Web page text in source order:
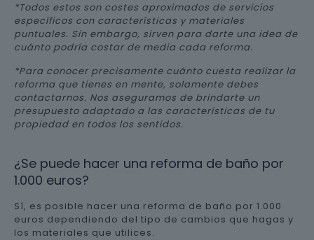
*Todos estos son costes aproximados de servicios
específicos con características y materiales
puntuales. Sin embargo, sirven para darte una idea de
cuánto podría costar de media cada reforma.
*Para conocer precisamente cuánto cuesta realizar la
reforma que tienes en mente, solamente debes
contactarnos. Nos aseguramos de brindarte un
presupuesto adaptado a las características de tu
propiedad en todos los sentidos.
¿Se puede hacer una reforma de baño por
1.000 euros?
Sí, es posible hacer una reforma de baño por 1.000
euros dependiendo del tipo de cambios que hagas y
los materiales que utilices.